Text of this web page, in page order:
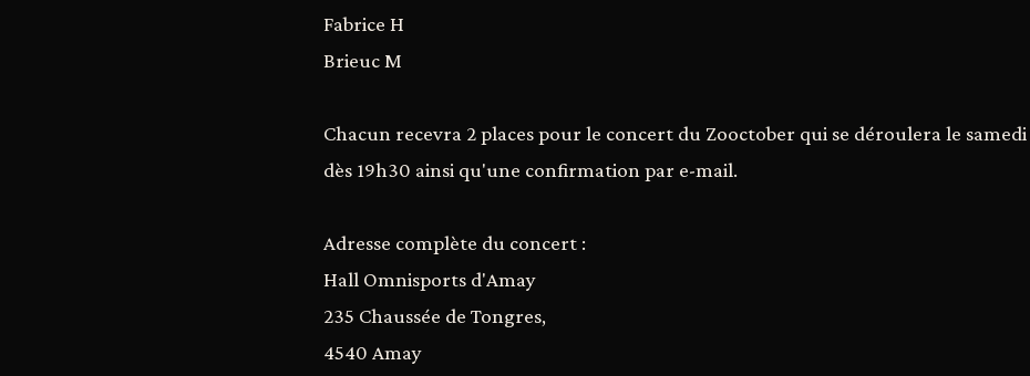
Fabrice H
Brieuc M
Chacun recevra 2 places pour le concert du Zooctober qui se déroulera le
dès 19h30 ainsi qu'une confirmation par e-mail.
Adresse complète du concert :
Hall Omnisports d'Amay
235 Chaussée de Tongres,
4540 Amay